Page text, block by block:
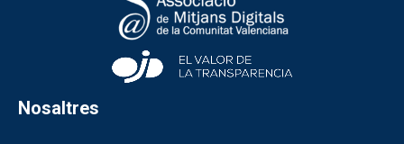
Nosaltres